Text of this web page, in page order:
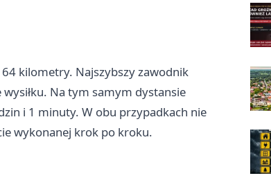
kilometry. Najszybszy zawodnik
Na tym samym dystansie
i 1 minuty. W obu przypadkach nie
wykonanej krok po kroku.